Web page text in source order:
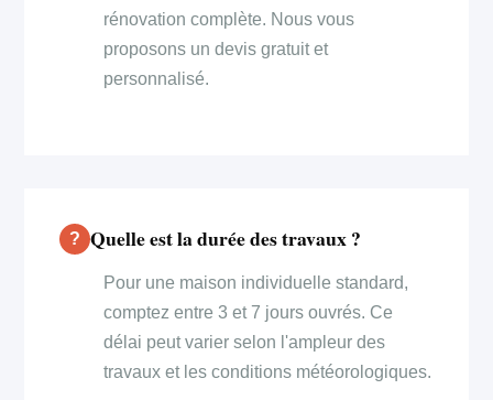
rénovation complète. Nous vous
proposons un devis gratuit et
personnalisé.
Quelle est la durée des travaux ?
Pour une maison individuelle standard,
comptez entre 3 et 7 jours ouvrés. Ce
délai peut varier selon l'ampleur des
travaux et les conditions météorologiques.